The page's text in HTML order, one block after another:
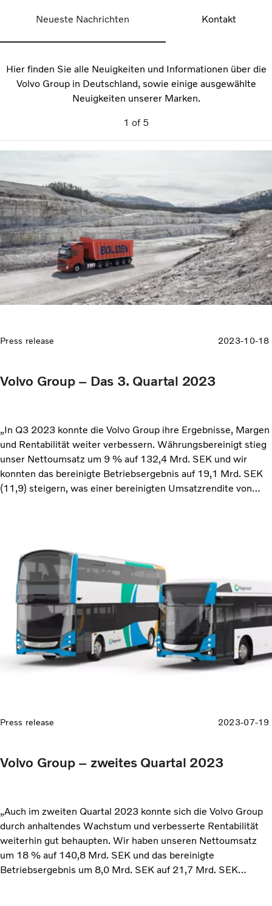
Neueste Nachrichten Kontakt
Hier finden Sie alle Neuigkeiten und Informationen über die
Volvo Group in Deutschland, sowie einige ausgewählte
Neuigkeiten unserer Marken.
1 of 5
Press release 2023-10-18
Volvo Group – Das 3. Quartal 2023
„In Q3 2023 konnte die Volvo Group ihre Ergebnisse, Margen
und Rentabilität weiter verbessern. Währungsbereinigt stieg
unser Nettoumsatz um 9 % auf 132,4 Mrd. SEK und wir
konnten das bereinigte Betriebsergebnis auf 19,1 Mrd. SEK
(11,9) steigern, was einer bereinigten Umsatzrendite von
eingesetzten Kapitals stieg auf 33,7 % (27,4)“, so Martin
Lundstedt, Präsident und CEO.
Press release 2023-07-19
Volvo Group – zweites Quartal 2023
„Auch im zweiten Quartal 2023 konnte sich die Volvo Group
durch anhaltendes Wachstum und verbesserte Rentabilität
weiterhin gut behaupten. Wir haben unseren Nettoumsatz
um 18 % auf 140,8 Mrd. SEK und das bereinigte
Betriebsergebnis um 8,0 Mrd. SEK auf 21,7 Mrd. SEK